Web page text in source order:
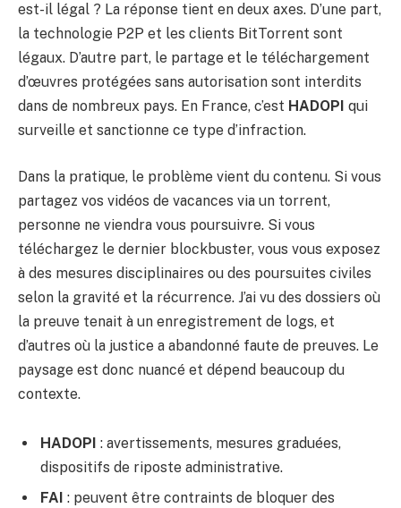
est-il légal ? La réponse tient en deux axes. D’une part,
la technologie P2P et les clients BitTorrent sont
légaux. D’autre part, le partage et le téléchargement
d’œuvres protégées sans autorisation sont interdits
dans de nombreux pays. En France, c’est HADOPI qui
surveille et sanctionne ce type d’infraction.
Dans la pratique, le problème vient du contenu. Si vous
partagez vos vidéos de vacances via un torrent,
personne ne viendra vous poursuivre. Si vous
téléchargez le dernier blockbuster, vous vous exposez
à des mesures disciplinaires ou des poursuites civiles
selon la gravité et la récurrence. J’ai vu des dossiers où
la preuve tenait à un enregistrement de logs, et
d’autres où la justice a abandonné faute de preuves. Le
paysage est donc nuancé et dépend beaucoup du
contexte.
HADOPI : avertissements, mesures graduées,
dispositifs de riposte administrative.
FAI : peuvent être contraints de bloquer des